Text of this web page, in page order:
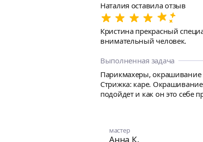
Наталия оставила отзыв
Кристина прекрасный
внимательный человек.
Выполненная задача
Парикмахеры, окрашивание
Стрижка: каре.
мастер
Анна К.